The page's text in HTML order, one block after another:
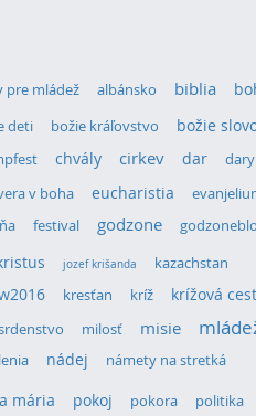
pre mládež albánsko biblia
deti božie kráľovstvo božie
chvály cirkev dar dary
v boha eucharistia
festival godzone
jozef krišanda
kazachstan
kresťan kríž krížová
milosť misie
nádej námety na stretká
mária pokoj pokora
politika